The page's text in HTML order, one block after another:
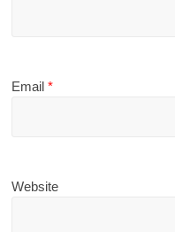
Email*
Website